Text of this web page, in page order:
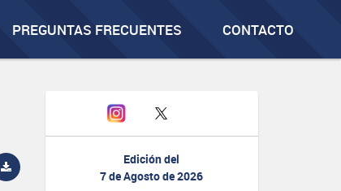
PREGUNTAS FRECUENTES CONTACTO
Edición del
7 de Agosto de 2026